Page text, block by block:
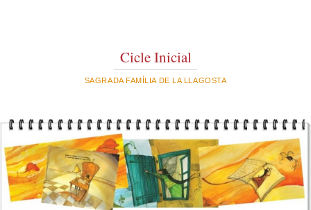
Cicle Inicial
SAGRADA FAMÍLIA DE LA LLAGOSTA